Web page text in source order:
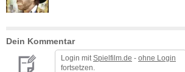
Dein Kommentar
Login mit Spielfilm.de - ohne Login
fortsetzen.